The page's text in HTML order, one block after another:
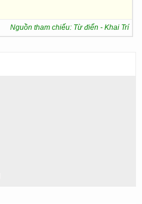
Nguồn tham chiếu: Từ điển - Khai Trí